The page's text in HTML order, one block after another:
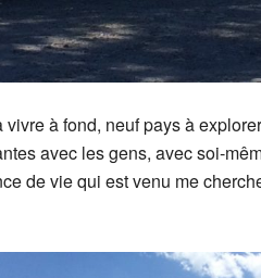
à fond, neuf pays à
avec les gens, avec soi-
de vie qui est venu me